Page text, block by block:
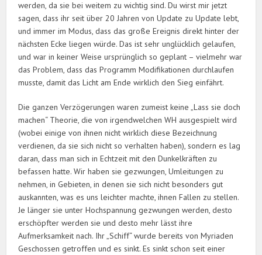
werden, da sie bei weitem zu wichtig sind. Du wirst mir jetzt
sagen, dass ihr seit über 20 Jahren von Update zu Update lebt,
und immer im Modus, dass das große Ereignis direkt hinter der
nächsten Ecke liegen würde. Das ist sehr unglücklich gelaufen,
und war in keiner Weise ursprünglich so geplant – vielmehr war
das Problem, dass das Programm Modifikationen durchlaufen
musste, damit das Licht am Ende wirklich den Sieg einfährt.
Die ganzen Verzögerungen waren zumeist keine „Lass sie doch
machen“ Theorie, die von irgendwelchen WH ausgespielt wird
(wobei einige von ihnen nicht wirklich diese Bezeichnung
verdienen, da sie sich nicht so verhalten haben), sondern es lag
daran, dass man sich in Echtzeit mit den Dunkelkräften zu
befassen hatte. Wir haben sie gezwungen, Umleitungen zu
nehmen, in Gebieten, in denen sie sich nicht besonders gut
auskannten, was es uns leichter machte, ihnen Fallen zu stellen.
Je länger sie unter Hochspannung gezwungen werden, desto
erschöpfter werden sie und desto mehr lässt ihre
Aufmerksamkeit nach. Ihr „Schiff“ wurde bereits von Myriaden
Geschossen getroffen und es sinkt. Es sinkt schon seit einer